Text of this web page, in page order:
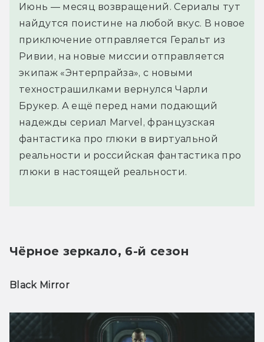
Июнь — месяц возвращений. Сериалы тут
найдутся поистине на любой вкус. В новое
приключение отправляется Геральт из
Ривии, на новые миссии отправляется
экипаж «Энтерпрайза», с новыми
технострашилками вернулся Чарли
Брукер. А ещё перед нами подающий
надежды сериал Marvel, французская
фантастика про глюки в виртуальной
реальности и российская фантастика про
глюки в настоящей реальности.
Чёрное зеркало, 6-й сезон
Black Mirror